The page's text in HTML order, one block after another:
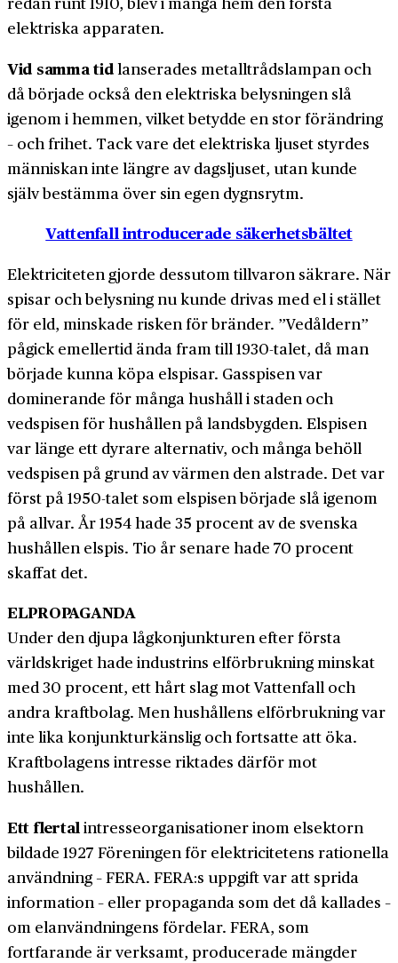
elektriska apparaten.
Vid samma tidlanserades metalltrådslampan och
då började också den elektriska belysningen slå
igenom i hemmen, vilket betydde en stor förändring
– och frihet. Tack vare det elektriska ljuset styrdes
människan inte längre av dagsljuset, utan kunde
själv bestämma över sin egen dygnsrytm.
Vattenfall introducerade säkerhetsbältet
Elektriciteten gjorde dessutom tillvaron säkrare. När
spisar och belysning nu kunde drivas med el i stället
för eld, minskade risken för bränder. ”Vedåldern”
pågick emellertid ända fram till 1930-talet, då man
började kunna köpa elspisar. Gasspisen var
dominerande för många hushåll i staden och
vedspisen för hushållen på landsbygden. Elspisen
var länge ett dyrare alternativ, och många behöll
vedspisen på grund av värmen den alstrade. Det var
först på 1950-talet som elspisen började slå igenom
på allvar. År 1954 hade 35 procent av de svenska
hushållen elspis. Tio år senare hade 70 procent
skaffat det.
ELPROPAGANDA
Under den djupa lågkonjunkturen efter första
världskriget hade industrins elförbrukning minskat
med 30 procent, ett hårt slag mot Vattenfall och
andra kraftbolag. Men hushållens elförbrukning var
inte lika konjunkturkänslig och fortsatte att öka.
Kraftbolagens intresse riktades därför mot
hushållen.
Ett flertal intresseorganisationer inom elsektorn
bildade 1927 Föreningen för elektricitetens rationella
användning – FERA. FERA:s uppgift var att sprida
information – eller propaganda som det då kallades –
om elanvändningens fördelar. FERA, som
fortfarande är verksamt, producerade mängder